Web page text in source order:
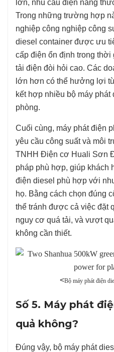
lớn, nhu cầu điện năng
Trong những trường hợp
nghiệp công nghiệp công
diesel container được ưu
cấp điện ổn định trong
tải điện đòi hỏi cao. Các
lớn hơn có thể hưởng lợi
kết hợp nhiều bộ máy
phòng.
Cuối cùng, máy phát điện
yêu cầu công suất và môi
TNHH Điện cơ Huali Sơn
pháp phù hợp, giúp khách
điện diesel phù hợp với
họ. Bằng cách chọn đúng
thể tránh được cả việc đặt
nguy cơ quá tải, và vượt
không cần thiết.
<Bộ máy phát điện
Số 5. Máy phát
quả không?
Đúng vậy, bộ máy phát